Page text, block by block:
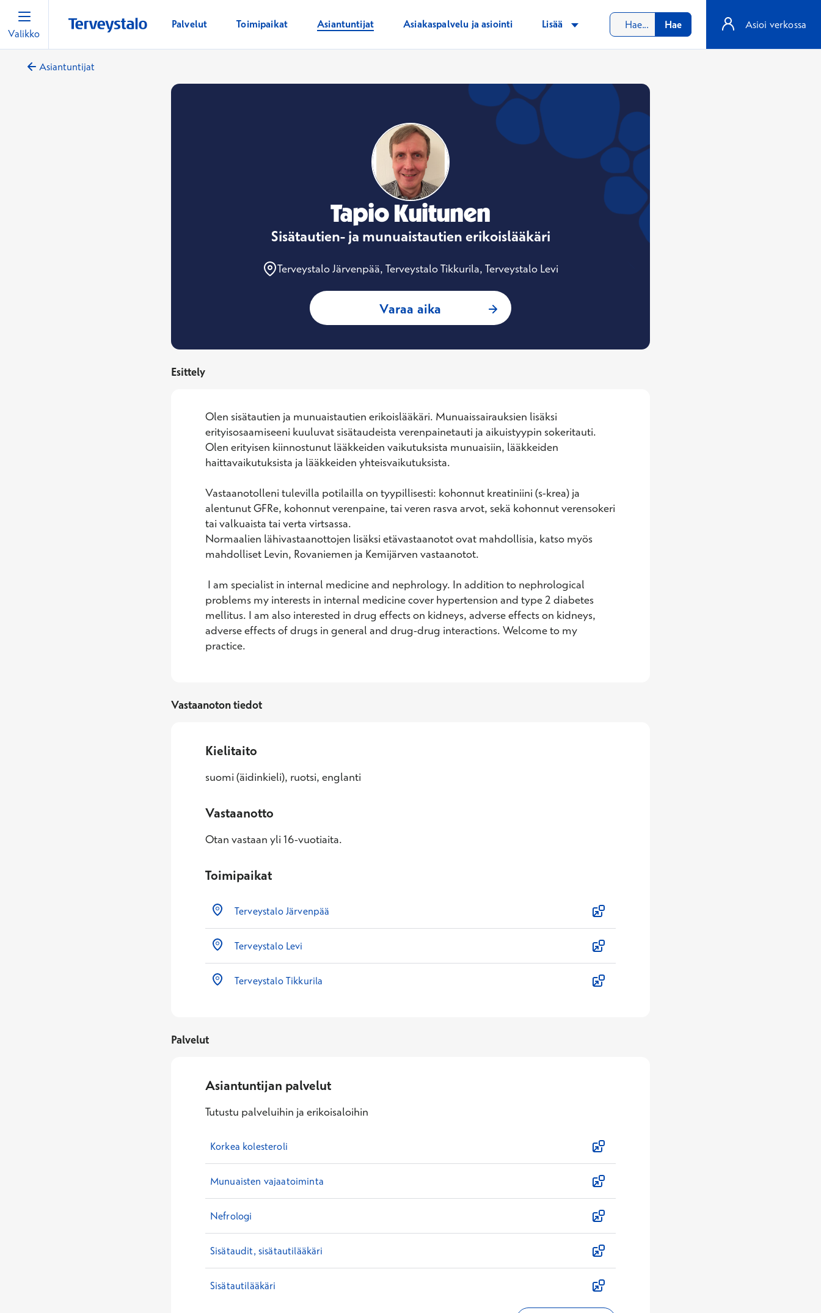
Valikko
Palvelut Toimipaikat Asiantuntijat Asiakaspalvelu ja asiointi Lisää Hae Asioi verkossa
Asiantuntijat
Tapio Kuitunen
Sisätautien- ja munuaistautien erikoislääkäri
Terveystalo Järvenpää, Terveystalo Tikkurila, Terveystalo Levi
Varaa aika : Tapio Kuitunen, Sisätautien- ja munuaistautien erikoislääkäri
Esittely
Olen sisätautien ja munuaistautien erikoislääkäri. Munuaissairauksien lisäksi
erityisosaamiseeni kuuluvat sisätaudeista verenpainetauti ja aikuistyypin sokeritauti.
Olen erityisen kiinnostunut lääkkeiden vaikutuksista munuaisiin, lääkkeiden
haittavaikutuksista ja lääkkeiden yhteisvaikutuksista.
Vastaanotolleni tulevilla potilailla on tyypillisesti: kohonnut kreatiniini (s-krea) ja
alentunut GFRe, kohonnut verenpaine, tai veren rasva arvot, sekä kohonnut verensokeri
tai valkuaista tai verta virtsassa.
Normaalien lähivastaanottojen lisäksi etävastaanotot ovat mahdollisia, katso myös
mahdolliset Levin, Rovaniemen ja Kemijärven vastaanotot.
problems my interests in internal medicine cover hypertension and type 2 diabetes
mellitus. I am also interested in drug effects on kidneys, adverse effects on kidneys,
adverse effects of drugs in general and drug-drug interactions. Welcome to my
practice.
Vastaanoton tiedot
Kielitaito
suomi (äidinkieli), ruotsi, englanti
Vastaanotto
Otan vastaan yli 16-vuotiaita.
Toimipaikat
Terveystalo Järvenpää
Terveystalo Levi
Terveystalo Tikkurila
Palvelut
Asiantuntijan palvelut
Tutustu palveluihin ja erikoisaloihin
Korkea kolesteroli
Munuaisten vajaatoiminta
Nefrologi
Sisätaudit, sisätautilääkäri
Sisätautilääkäri